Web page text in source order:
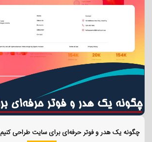
چگونه یک هدر و فوتر حرفه‌ای برای سایت طراحی